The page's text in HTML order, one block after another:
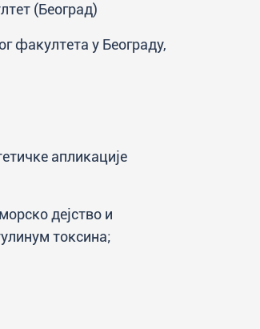
(Београд)
факултета у Београду,
апликације
дејство и
токсина;